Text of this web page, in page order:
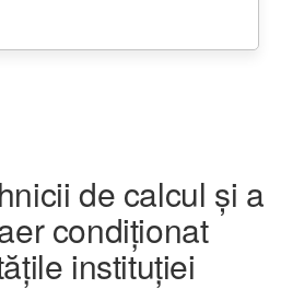
de calcul și a
condiționat
instituției